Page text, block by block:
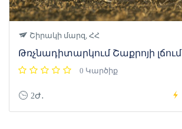
Շիրակի մարզ, ՀՀ
Թռչնադիտարկում Շաքրոյի լճում
0 Կարծիք
2Ժ․